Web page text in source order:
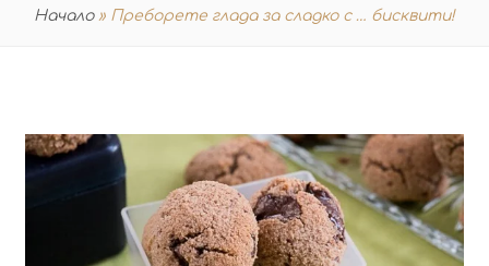
Начало » Преборете глада за сладко с … бисквити!